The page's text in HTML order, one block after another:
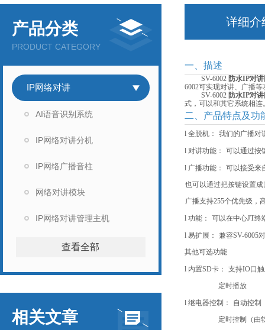
产品分类
PRODUCT CATEGORY
IP网络对讲
AI语音识别系统
IP网络对讲分机
IP网络广播音柱
网络对讲模块
IP网络对讲管理主机
查看全部
相关文章
详细介
一、描述
SV-6002 防水IP对
6002可实现对讲、广播
SV-6002 防水IP对
式，可以和其它系统相连
二、产品特点及功
l 全脱机： 我们的广播对
l 对讲功能： 可以通过按
l 广播功能：
可以接受来
也可以通过把按键设置
广播支持255个优先级，
l 功能： 可以在中心JT终
l 易扩展：
兼容SV-6005
其他可选功能
l 内置SD卡：
支持IO口
定时播放
l 继电器控制：
自动控制
定时控制（由